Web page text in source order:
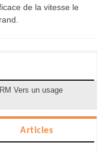
de la vitesse le
Vers un usage
Articles